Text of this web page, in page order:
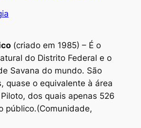
(criado em 1985) – É o
do Distrito Federal e o
Savana do mundo. São
quase o equivalente à área
dos quais apenas 526
público.(Comunidade,